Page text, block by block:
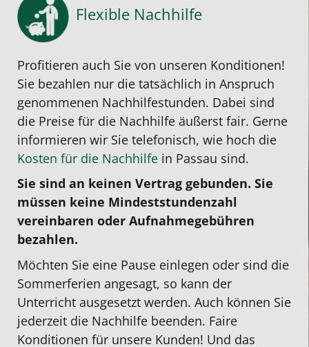
Flexible Nachhilfe
Profitieren auch Sie von unseren Konditionen!
Sie bezahlen nur die tatsächlich in Anspruch
genommenen Nachhilfestunden. Dabei sind
die Preise für die Nachhilfe äußerst fair. Gerne
informieren wir Sie telefonisch, wie hoch die
Kosten für die Nachhilfe in Passau sind.
Sie sind an keinen Vertrag gebunden. Sie
müssen keine Mindeststundenzahl
vereinbaren oder Aufnahmegebühren
bezahlen.
Möchten Sie eine Pause einlegen oder sind die
Sommerferien angesagt, so kann der
Unterricht ausgesetzt werden. Auch können Sie
jederzeit die Nachhilfe beenden. Faire
Konditionen für unsere Kunden! Und das